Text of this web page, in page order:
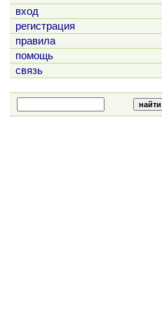
вход
регистрация
правила
помощь
связь